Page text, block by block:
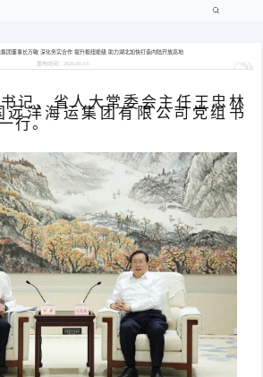
团董事长万敏 深化务实合作 提升枢纽能级 助力湖北加快打造内陆开放高地
发布时间：2026-05-13
记、省人大常委会主任王忠林
远洋海运集团有限公司党组书
行。